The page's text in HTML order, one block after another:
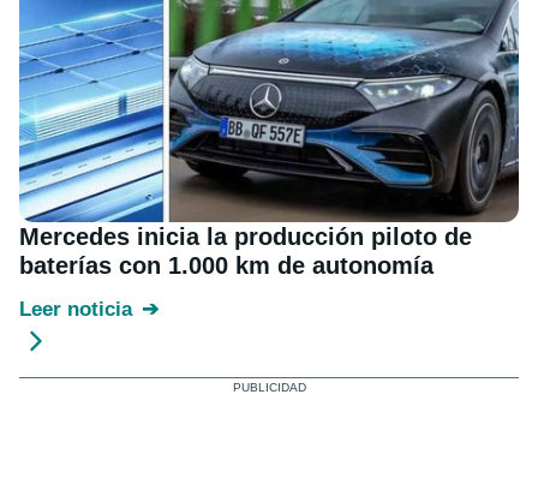
Mercedes inicia la producción piloto de
baterías con 1.000 km de autonomía
Leer noticia